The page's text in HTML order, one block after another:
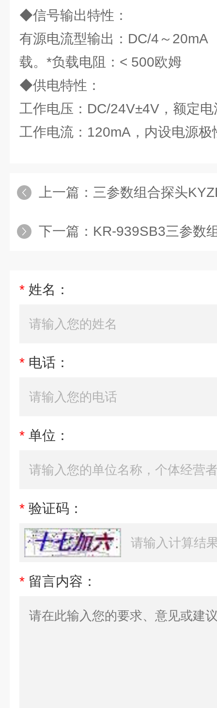
◆信号输出特性：
有源电流型输出：DC/4～20mA
载。*负载电阻：< 500欧姆
◆供电特性：
工作电压：DC/24V±4V，额定
工作电流：120mA，内设电源
上一篇： 三参数组合探头
下一篇： KR-939SB3三参数
* 姓名：
* 电话：
* 单位：
* 验证码：
* 留言内容：